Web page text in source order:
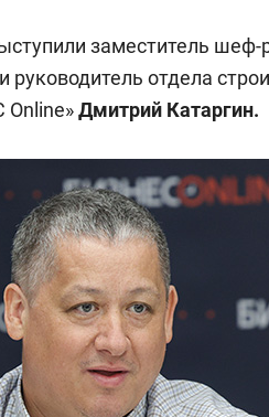
заместитель
и руководитель отдела
Дмитрий Катаргин.